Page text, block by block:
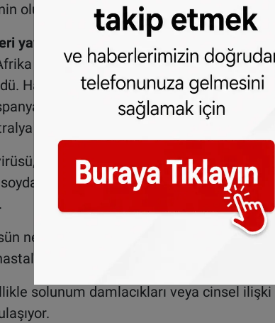
oluşturduğu bilgisi verilmişti.
yayılmaya devam ediyor!
olan maymun çiçeği virüsü ilk olarak 7
Hastalık yaklaşık 2 hafta içinde Belçika,
Portekiz, İtalya, İsveç, Amerika
sıçradı.
Avrupa'da 1980 yılında resmen
gelen bir rahatsızlık. Belirtileri, çiçek
neden olduğu nadir hastalıklardan biri
Kongo ve Batı Afrika türü olmak
solunum damlacıkları veya cinsel ilişki